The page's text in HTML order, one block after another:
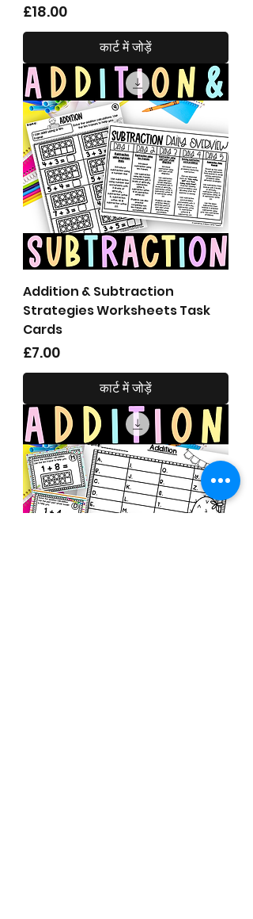
मूल्य
£18.00
कार्ट में जोड़ें
Addition & Subtraction
Strategies Worksheets Task
Cards
मूल्य
£7.00
कार्ट में जोड़ें